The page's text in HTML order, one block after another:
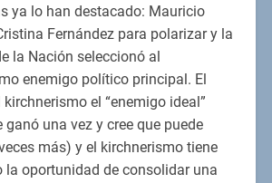
ya lo han destacado: Mauricio
Fernández para polarizar y la
la Nación seleccionó al
enemigo político principal. El
kirchnerismo el “enemigo ideal”
ganó una vez y cree que puede
más) y el kirchnerismo tiene
la oportunidad de consolidar una